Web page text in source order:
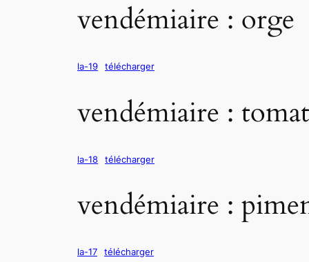
vendémiaire : orge
la-19 télécharger
vendémiaire :
la-18 télécharger
vendémiaire :
la-17 télécharger